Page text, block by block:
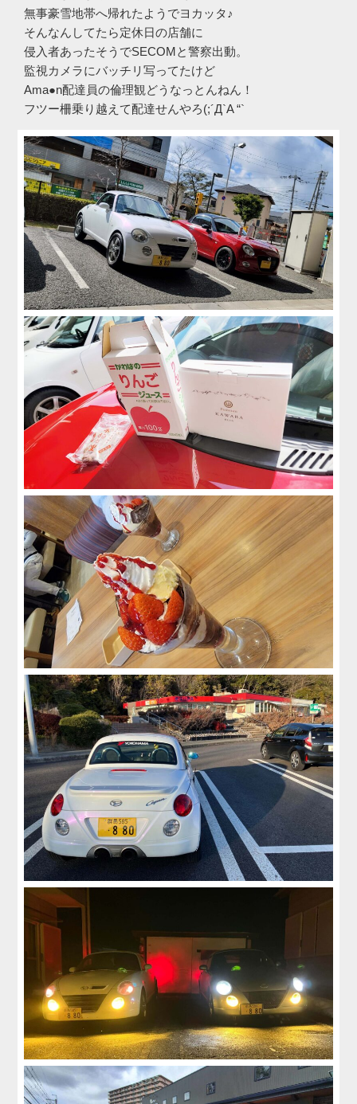
無事豪雪地帯へ帰れたようでヨカッタ♪
そんなんしてたら定休日の店舗に
侵入者あったそうでSECOMと警察出動。
監視カメラにバッチリ写ってたけど
Ama●n配達員の倫理観どうなっとんねん！
フツー柵乗り越えて配達せんやろ(;´Д`A “`